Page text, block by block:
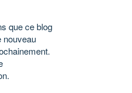
que ce blog
nouveau